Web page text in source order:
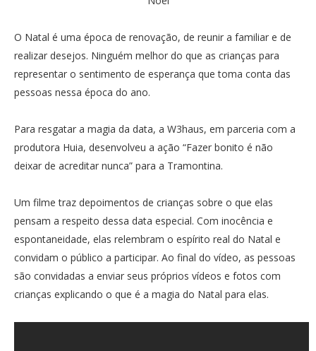
O Natal é uma época de renovação, de reunir a familiar e de
realizar desejos. Ninguém melhor do que as crianças para
representar o sentimento de esperança que toma conta das
pessoas nessa época do ano.
Para resgatar a magia da data, a W3haus, em parceria com a
produtora Huia, desenvolveu a ação “Fazer bonito é não
deixar de acreditar nunca” para a Tramontina.
Um filme traz depoimentos de crianças sobre o que elas
pensam a respeito dessa data especial. Com inocência e
espontaneidade, elas relembram o espírito real do Natal e
convidam o público a participar. Ao final do vídeo, as pessoas
são convidadas a enviar seus próprios vídeos e fotos com
crianças explicando o que é a magia do Natal para elas.